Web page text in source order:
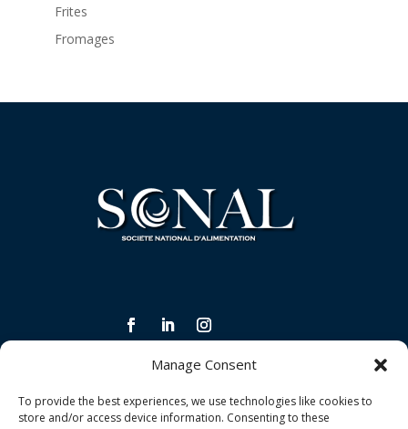
Manage Consent
To provide the best experiences, we use technologies like cookies to
store and/or access device information. Consenting to these
Frites
Fromages
Politique de confidentialité